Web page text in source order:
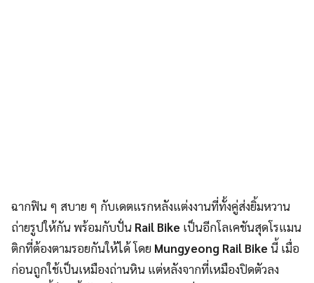
ฉากฟิน ๆ สบาย ๆ กับเดตแรกหลังแต่งงานที่ทั้งคู่ส่งยิ้มหวาน
ถ่ายรูปให้กัน พร้อมกับปั่น Rail Bike เป็นอีกโลเคชันสุดโรแมน
ติกที่ต้องตามรอยกันให้ได้ โดย Mungyeong Rail Bikeนี้ เมื่อ
ก่อนถูกใช้เป็นเหมืองถ่านหิน แต่หลังจากที่เหมืองปิดตัวลง